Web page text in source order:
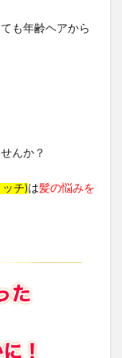
も年齢ヘアから
んか？
ッチ)は髪の悩みを